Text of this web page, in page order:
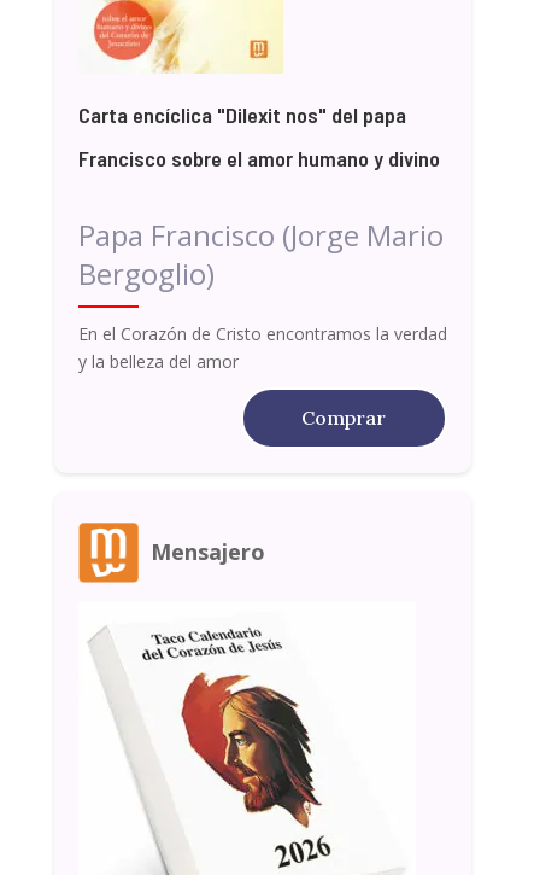
Carta encíclica "Dilexit nos" del papa
Francisco sobre el amor humano y divino
Papa Francisco (Jorge Mario
Bergoglio)
En el Corazón de Cristo encontramos la verdad
y la belleza del amor
Comprar
Mensajero